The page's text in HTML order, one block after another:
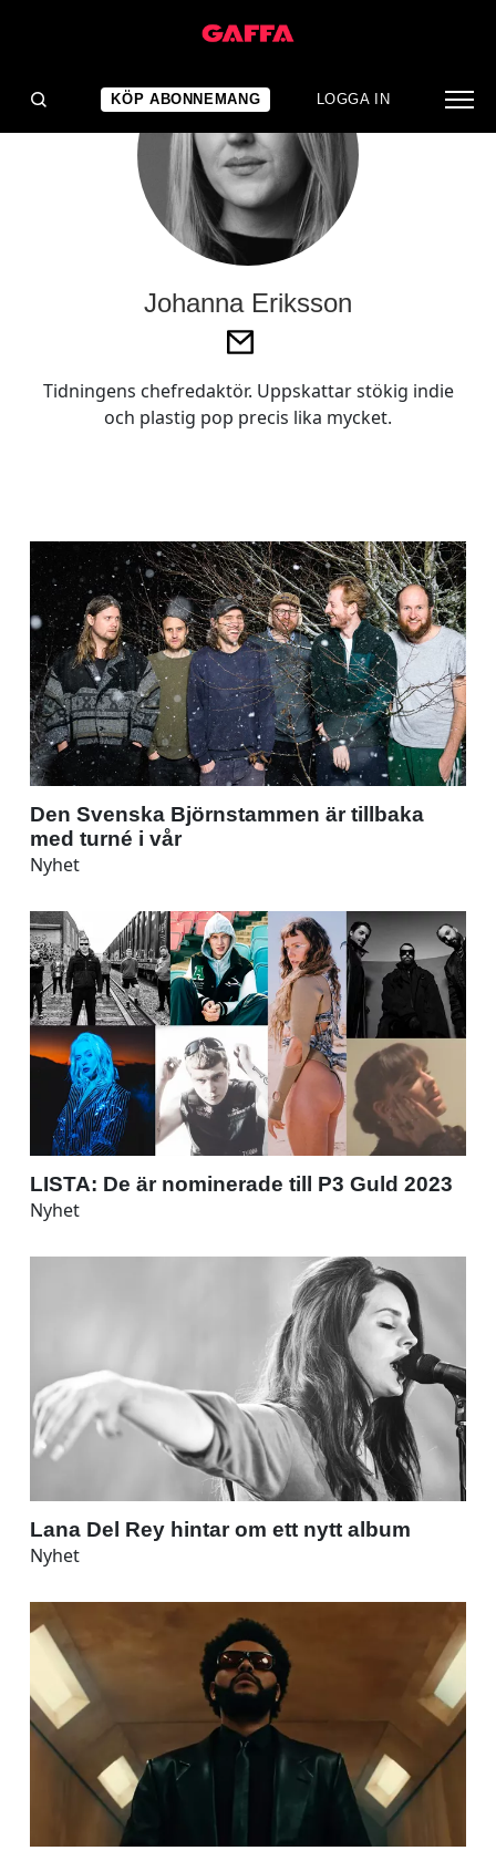
KÖP ABONNEMANG LOGGA IN
Johanna Eriksson
Tidningens chefredaktör. Uppskattar stökig indie
och plastig pop precis lika mycket.
Den Svenska Björnstammen är tillbaka
med turné i vår
Nyhet
LISTA: De är nominerade till P3 Guld 2023
Nyhet
Lana Del Rey hintar om ett nytt album
Nyhet